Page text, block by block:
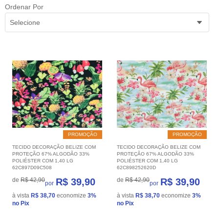
Ordenar Por
Selecione
PROMOÇÃO
TECIDO DECORAÇÃO BELIZE COM
PROTEÇÃO 67% ALGODÃO 33%
POLIÉSTER COM 1,40 LG
62C897D09C508
de R$ 42,90por R$ 39,90
à vista R$ 38,70 economize 3%
no Pix
PROMOÇÃO
TECIDO DECORAÇÃO BELIZE COM
PROTEÇÃO 67% ALGODÃO 33%
POLIÉSTER COM 1,40 LG
62C898252620D
de R$ 42,90por R$ 39,90
à vista R$ 38,70 economize 3%
no Pix